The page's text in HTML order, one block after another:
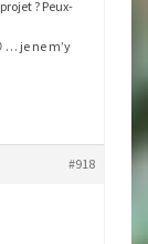
? Peux-
… je ne m’y
#918